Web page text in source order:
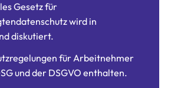
Gesetz für
wird in
diskutiert.
für Arbeitnehmer
und der DSGVO enthalten.